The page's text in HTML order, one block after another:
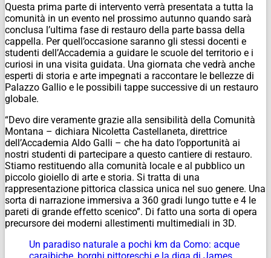
Questa prima parte di intervento verrà presentata a tutta la
comunità in un evento nel prossimo autunno quando sarà
conclusa l’ultima fase di restauro della parte bassa della
cappella. Per quell’occasione saranno gli stessi docenti e
studenti dell’Accademia a guidare le scuole del territorio e i
curiosi in una visita guidata. Una giornata che vedrà anche
esperti di storia e arte impegnati a raccontare le bellezze di
Palazzo Gallio e le possibili tappe successive di un restauro
globale.
“Devo dire veramente grazie alla sensibilità della Comunità
Montana – dichiara Nicoletta Castellaneta, direttrice
dell’Accademia Aldo Galli – che ha dato l’opportunità ai
nostri studenti di partecipare a questo cantiere di restauro.
Stiamo restituendo alla comunità locale e al pubblico un
piccolo gioiello di arte e storia. Si tratta di una
rappresentazione pittorica classica unica nel suo genere. Una
sorta di narrazione immersiva a 360 gradi lungo tutte e 4 le
pareti di grande effetto scenico”. Di fatto una sorta di opera
precursore dei moderni allestimenti multimediali in 3D.
Un paradiso naturale a pochi km da Como: acque
caraibiche, borghi pittoreschi e la diga di James